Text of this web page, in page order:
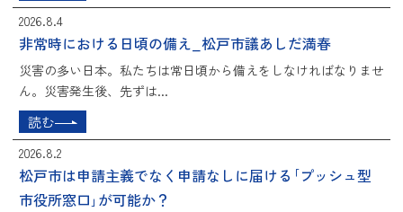
2026.8.4
非常時における日頃の備え_松戸市議あしだ満春
災害の多い日本。私たちは常日頃から備えをしなければなりませ
ん。災害発生後、先ずは...
読む
2026.8.2
松戸市は申請主義でなく申請なしに届ける｢プッシュ型
市役所窓口｣が可能か？